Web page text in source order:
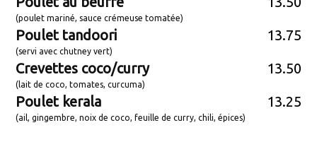
(poulet mariné, sauce crémeuse tomatée)
Poulet tandoori
(servi avec chutney vert)
13.75
Crevettes coco/curry
(lait de coco, tomates, curcuma)
13.50
Poulet kerala
(ail, gingembre, noix de coco, feuille de curry, chili, épices)
13.25